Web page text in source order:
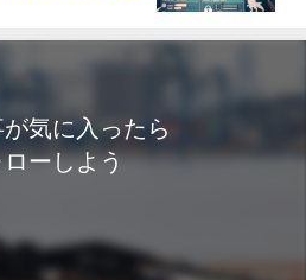
が気に入ったら
ローしよう